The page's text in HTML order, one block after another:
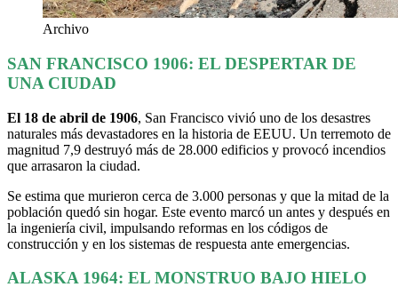
Archivo
SAN FRANCISCO 1906: EL DESPERTAR DE
UNA CIUDAD
El 18 de abril de 1906, San Francisco vivió uno de los desastres
naturales más devastadores en la historia de EEUU. Un terremoto de
magnitud 7,9 destruyó más de 28.000 edificios y provocó incendios
que arrasaron la ciudad.
Se estima que murieron cerca de 3.000 personas y que la mitad de la
población quedó sin hogar. Este evento marcó un antes y después en
la ingeniería civil, impulsando reformas en los códigos de
construcción y en los sistemas de respuesta ante emergencias.
ALASKA 1964: EL MONSTRUO BAJO HIELO